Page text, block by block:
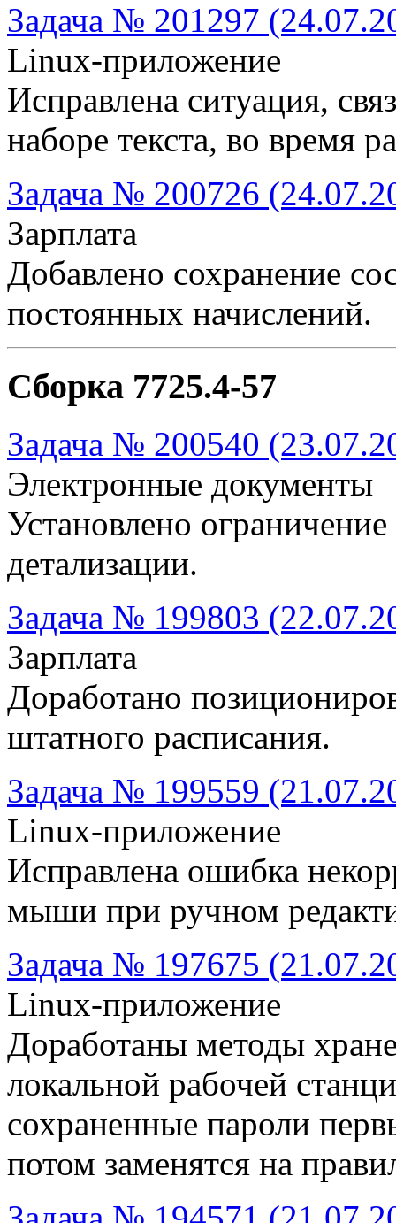
Задача № 201297
Linux-приложение
Исправлена ситуация,
наборе текста, во время
Задача № 200726
Зарплата
Добавлено сохранение
постоянных начислений.
Сборка 7725.4-57
Задача № 200540
Электронные документы
Установлено
детализации.
Задача № 199803
Зарплата
Доработано
штатного расписания.
Задача № 199559
Linux-приложение
Исправлена ошибка
мыши при ручном
Задача № 197675
Linux-приложение
Доработаны методы
локальной рабочей
сохраненные пароли
потом заменятся на